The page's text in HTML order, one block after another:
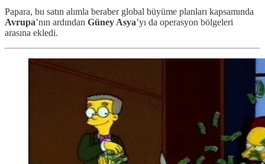
Papara, bu satın alımla beraber global büyüme planları kapsamında
Avrupa’nın ardından Güney Asya’yı da operasyon bölgeleri
arasına ekledi.